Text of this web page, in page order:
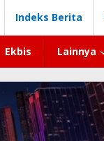
Indeks Berita
Ekbis Lainnya